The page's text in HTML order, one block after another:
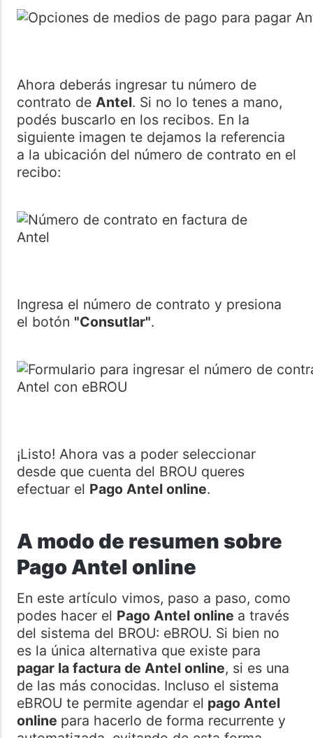
Ahora deberás ingresar tu número de
contrato de Antel. Si no lo tenes a mano,
podés buscarlo en los recibos. En la
siguiente imagen te dejamos la referencia
a la ubicación del número de contrato en el
recibo:
Ingresa el número de contrato y presiona
el botón "Consutlar".
¡Listo! Ahora vas a poder seleccionar
desde que cuenta del BROU queres
efectuar el Pago Antel online.
A modo de resumen sobre
Pago Antel online
En este artículo vimos, paso a paso, como
podes hacer el Pago Antel online a través
del sistema del BROU: eBROU. Si bien no
es la única alternativa que existe para
pagar la factura de Antel online, si es una
de las más conocidas. Incluso el sistema
eBROU te permite agendar el pago Antel
online para hacerlo de forma recurrente y